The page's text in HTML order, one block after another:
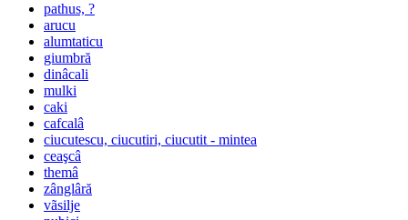
pathus, ?
arucu
alumtaticu
giumbră
dinâcali
mulki
caki
cafcalâ
ciucutescu, ciucutiri, ciucutit - mintea
ceaşcâ
themâ
zânglâră
vãsilje